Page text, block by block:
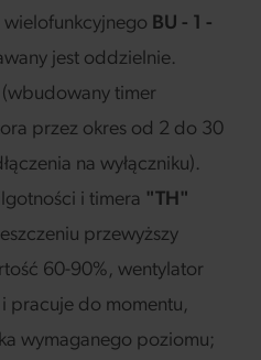
BU - 1 -
jest oddzielnie.
(wbudowany timer
przez okres od 2 do 30
na wyłączniku).
i timera "TH"
przewyższy
60-90%, wentylator
i pracuje do momentu,
wymaganego poziomu;